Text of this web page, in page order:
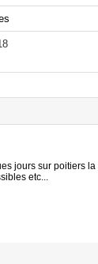
jours sur poitiers
etc...